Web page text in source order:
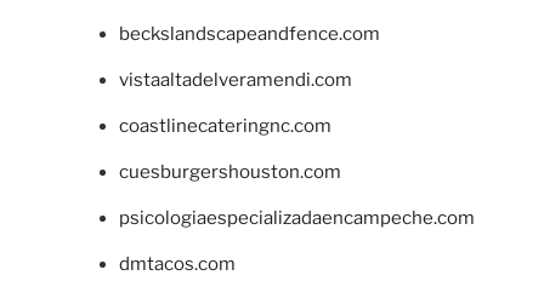
beckslandscapeandfence.com
vistaaltadelveramendi.com
coastlinecateringnc.com
cuesburgershouston.com
psicologiaespecializadaencampeche.com
dmtacos.com